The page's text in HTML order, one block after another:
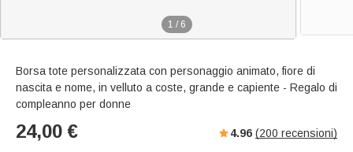
1 / 6
Borsa tote personalizzata con personaggio animato, fiore di
nascita e nome, in velluto a coste, grande e capiente - Regalo di
compleanno per donne
24,00 € 4.96 (200 recensioni)